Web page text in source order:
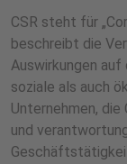
CSR steht für
beschreibt die
Auswirkungen
soziale als auch
Unternehmen, die
und